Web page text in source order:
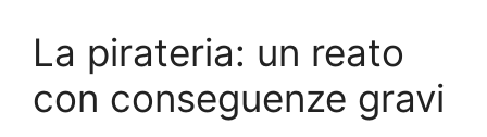
La pirateria: un reato
con conseguenze gravi